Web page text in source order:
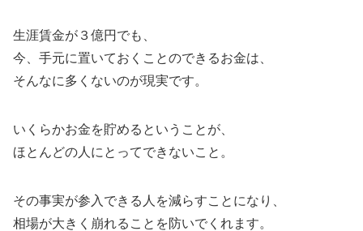
生涯賃金が３億円でも、
今、手元に置いておくことのできるお金は、
そんなに多くないのが現実です。
いくらかお金を貯めるということが、
ほとんどの人にとってできないこと。
その事実が参入できる人を減らすことになり、
相場が大きく崩れることを防いでくれます。